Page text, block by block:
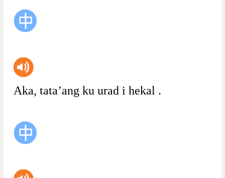
Aka, tata’ang ku urad i hekal .